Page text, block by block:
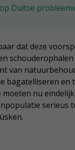
Duitse
dat deze
van
bagatelliseren en
nu
serieus